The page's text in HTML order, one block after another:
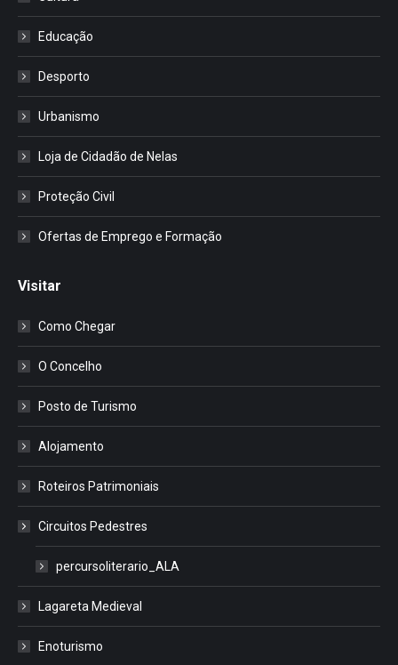
Educação
Desporto
Urbanismo
Loja de Cidadão de Nelas
Proteção Civil
Ofertas de Emprego e Formação
Visitar
Como Chegar
O Concelho
Posto de Turismo
Alojamento
Roteiros Patrimoniais
Circuitos Pedestres
percursoliterario_ALA
Lagareta Medieval
Enoturismo